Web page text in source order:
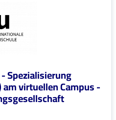
Spezialisierung
virtuellen Campus -